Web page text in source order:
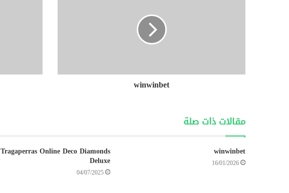
winwinbet
مقالات ذات صلة
winwinbet
16/01/2026
Tragaperras Online Deco Diamonds
Deluxe
04/07/2025